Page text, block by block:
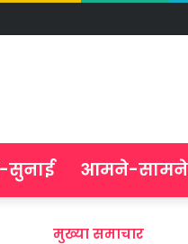
आमने-सामने
मुख्या समाचार